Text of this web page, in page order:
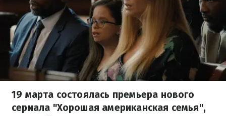
19 марта состоялась премьера нового
сериала "Хорошая американская семья",